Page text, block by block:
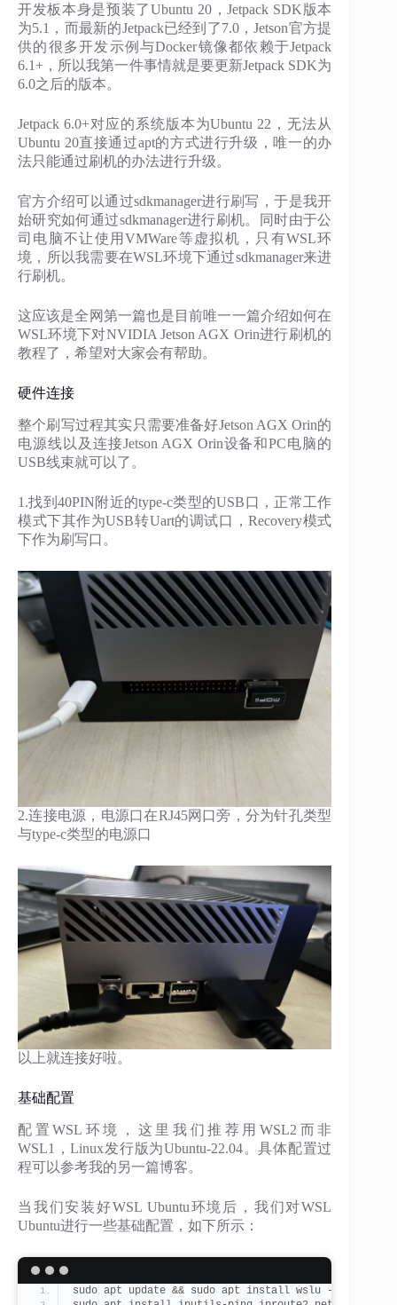
开发板本身是预装了Ubuntu 20，Jetpack SDK版本
为5.1，而最新的Jetpack已经到了7.0，Jetson官方提
供的很多开发示例与Docker镜像都依赖于Jetpack
6.1+，所以我第一件事情就是要更新Jetpack SDK为
6.0之后的版本。
Jetpack 6.0+对应的系统版本为Ubuntu 22，无法从
Ubuntu 20直接通过apt的方式进行升级，唯一的办
法只能通过刷机的办法进行升级。
官方介绍可以通过sdkmanager进行刷写，于是我开
始研究如何通过sdkmanager进行刷机。同时由于公
司电脑不让使用VMWare等虚拟机，只有WSL环
境，所以我需要在WSL环境下通过sdkmanager来进
行刷机。
这应该是全网第一篇也是目前唯一一篇介绍如何在
WSL环境下对NVIDIA Jetson AGX Orin进行刷机的
教程了，希望对大家会有帮助。
硬件连接
整个刷写过程其实只需要准备好Jetson AGX Orin的
电源线以及连接Jetson AGX Orin设备和PC电脑的
USB线束就可以了。
1.找到40PIN附近的type-c类型的USB口，正常工作
模式下其作为USB转Uart的调试口，Recovery模式
下作为刷写口。
2.连接电源，电源口在RJ45网口旁，分为针孔类型
与type-c类型的电源口
以上就连接好啦。
基础配置
配置WSL环境，这里我们推荐用WSL2而非
WSL1，Linux发行版为Ubuntu-22.04。具体配置过
程可以参考我的另一篇博客。
当我们安装好WSL Ubuntu环境后，我们对WSL
Ubuntu进行一些基础配置，如下所示：
sudo apt update && sudo apt install wslu -y